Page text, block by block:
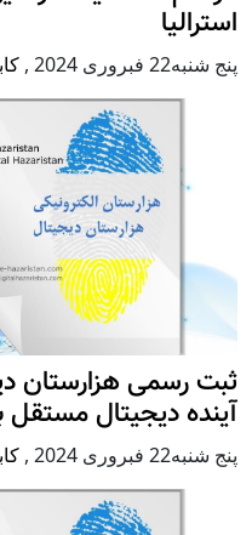
استرالیا
پنج شنبه22 فبروری 2024 ,
ثبت رسمی هزارستان
آینده دیجیتال
پنج شنبه22 فبروری 2024 ,